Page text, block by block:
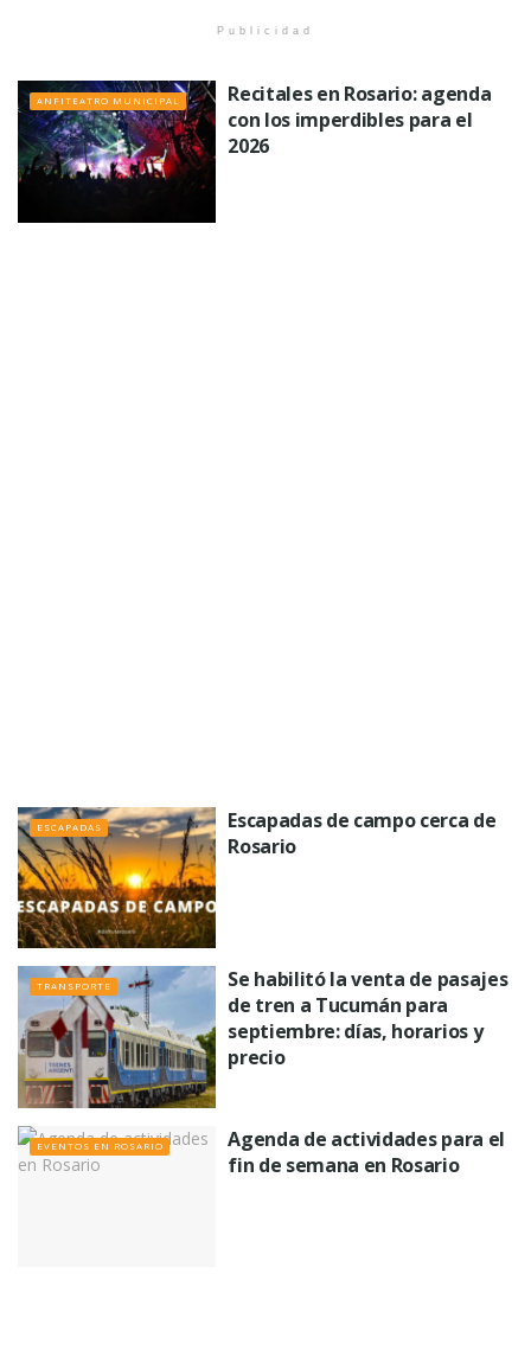
Publicidad
ANFITEATRO MUNICIPAL
Recitales en Rosario: agenda
con los imperdibles para el
2026
ESCAPADAS
Escapadas de campo cerca de
Rosario
TRANSPORTE
Se habilitó la venta de pasajes
de tren a Tucumán para
septiembre: días, horarios y
precio
EVENTOS EN ROSARIO
Agenda de actividades para el
fin de semana en Rosario